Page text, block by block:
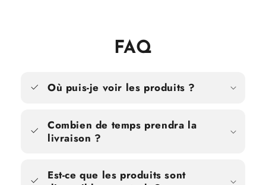
FAQ
Où puis-je voir les produits ?
Combien de temps prendra la
livraison ?
Est-ce que les produits sont